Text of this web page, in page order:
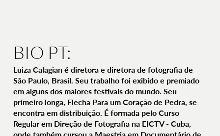
BIO PT:
Luiza Calagian é diretora e diretora de fotografia de
São Paulo, Brasil. Seu trabalho foi exibido e premiado
em alguns dos maiores festivais do mundo. Seu
primeiro longa, Flecha Para um Coração de Pedra, se
encontra em distribuição. É formada pelo Curso
Regular em Direção de Fotografia na EICTV - Cuba,